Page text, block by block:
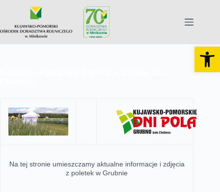
Na tej stronie umieszczamy aktualne informacje i zdjęcia
z poletek w Grubnie